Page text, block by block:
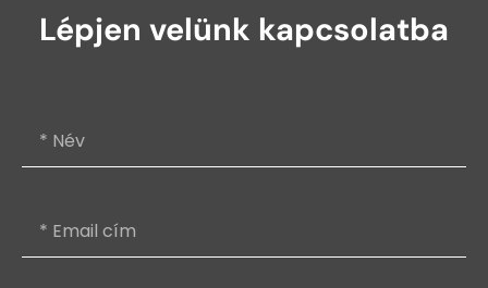
Lépjen velünk kapcsolatba